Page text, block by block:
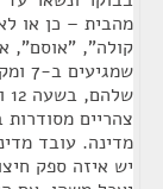
מהבית – כן או
קולה", "אוסם",
צהריים
מדינה. עובד
יש איזה ספק